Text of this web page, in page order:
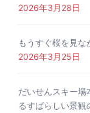
2026年3月28日
もうすぐ桜を見な
2026年3月25日
だいせんスキー場
るすばらしい景観